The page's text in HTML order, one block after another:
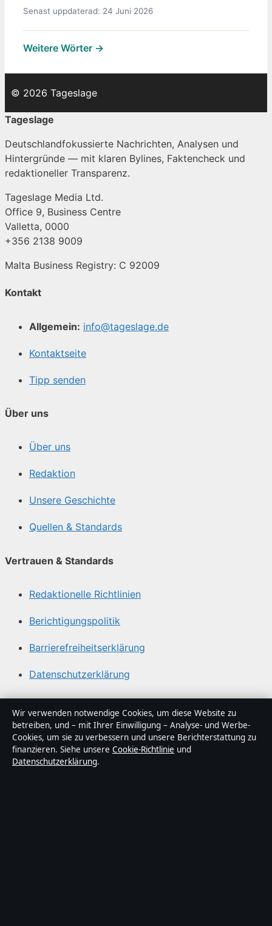
Senast uppdaterad: 24 Juni 2026
Weitere Wörter →
© 2026 Tageslage
Tageslage
Deutschlandfokussierte Nachrichten, Analysen und
Hintergründe — mit klaren Bylines, Faktencheck und
redaktioneller Transparenz.
Tageslage Media Ltd.
Office 9, Business Centre
Valletta, 0000
+356 2138 9009
Malta Business Registry: C 92009
Kontakt
Allgemein: info@tageslage.de
Kontaktseite
Tipp senden
Über uns
Über uns
Redaktion
Unsere Geschichte
Quellen & Standards
Vertrauen & Standards
Redaktionelle Richtlinien
Berichtigungspolitik
Barrierefreiheitserklärung
Datenschutzerklärung
Über Tageslage in Kürze
Tageslage ist ein unabhängiger digitaler
Nachrichtenanbieter mit Fokus auf Politik, Wirtschaft,
Technik und Gesellschaft in Deutschland. Jeder Artikel
Wir verwenden notwendige Cookies, um diese Website zu
betreiben, und – mit Ihrer Einwilligung – Analyse- und Werbe-
Cookies, um sie zu verbessern und unsere Berichterstattung zu
finanzieren. Siehe unsere Cookie-Richtlinie und
Datenschutzerklärung.